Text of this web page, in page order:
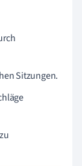
Sitzungen.